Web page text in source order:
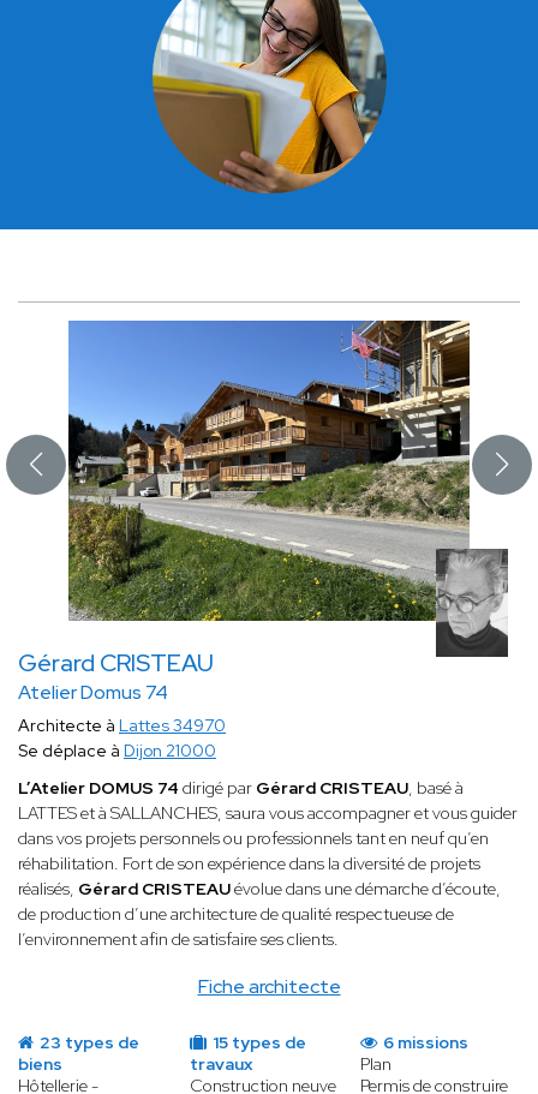
Gérard CRISTEAU
Atelier Domus 74
Fiche architecte
Architecte à Lattes 34970
Se déplace à Dijon 21000
L’Atelier DOMUS 74 dirigé par Gérard CRISTEAU, basé à
LATTES et à SALLANCHES, saura vous accompagner et vous guider
dans vos projets personnels ou professionnels tant en neuf qu’en
réhabilitation. Fort de son expérience dans la diversité de projets
réalisés, Gérard CRISTEAUévolue dans une démarche d’écoute,
de production d’une architecture de qualité respectueuse de
l’environnement afin de satisfaire ses clients.
23 types de
biens
Hôtellerie -
15 types de
travaux
Construction neuve
6 missions
Plan
Permis de construire